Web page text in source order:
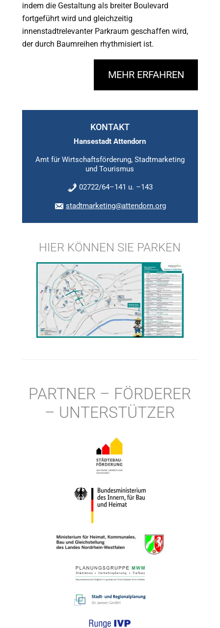
indem die Gestaltung als breiter Boulevard
fortgeführt wird und gleichzeitig
innenstadtrelevanter Parkraum geschaffen wird,
der durch Baumreihen rhythmisiert ist.
MEHR ERFAHREN
KONTAKT
Hansestadt Attendorn
Amt für Wirtschaftsförderung, Stadtmarketing
und Tourismus
02722/64–141 u. –143
stadtmarketing@attendorn.org
HIER KÖNNEN SIE PARKEN
PARTNER – FÖRDERER
– UNTERSTÜTZER